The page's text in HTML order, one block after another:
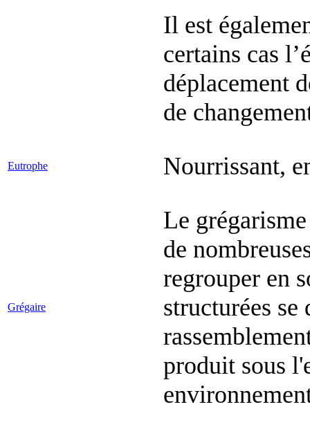
Il est
certains cas
déplacement
de
Eutrophe Nourrissant,
Grégaire
Le
de
regrouper en
structurées
produit sous